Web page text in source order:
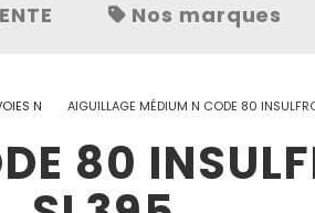
Nos marques
N AIGUILLAGE MÉDIUM N CODE 80
80